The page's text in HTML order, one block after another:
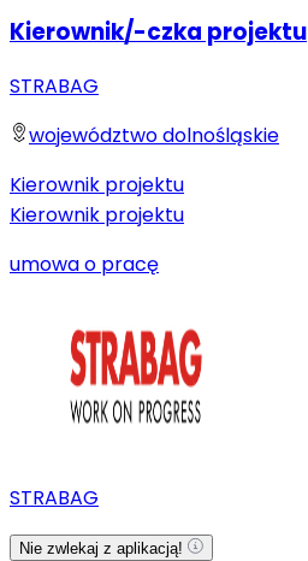
Kierownik/-czka projektu
STRABAG
województwo dolnośląskie
Kierownik projektu
Kierownik projektu
umowa o pracę
STRABAG
Nie zwlekaj z aplikacją!